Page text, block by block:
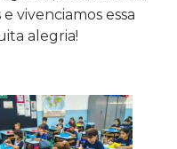
vivenciamos essa
alegria!